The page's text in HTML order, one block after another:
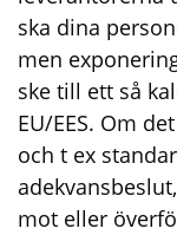
ska dina
men
ske till ett så
EU/EES. Om
och t ex
mot eller